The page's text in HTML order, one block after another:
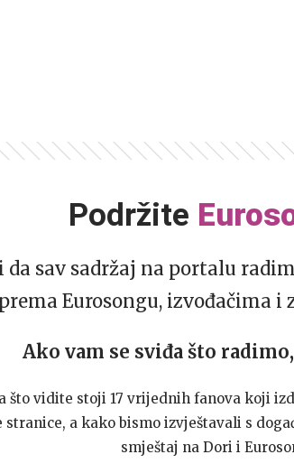
Podržite
da sav sadržaj na portalu
prema Eurosongu, izvođačima i
Ako vam se sviđa što
što vidite stoji 17 vrijednih fanova koji
stranice, a kako bismo izvještavali s
smještaj na Dori i